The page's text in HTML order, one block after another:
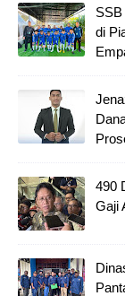
di
490
Gaji